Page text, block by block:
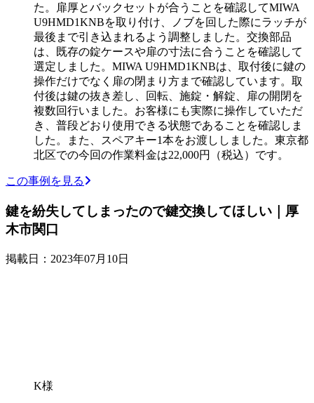
た。扉厚とバックセットが合うことを確認してMIWA
U9HMD1KNBを取り付け、ノブを回した際にラッチが
最後まで引き込まれるよう調整しました。交換部品
は、既存の錠ケースや扉の寸法に合うことを確認して
選定しました。MIWA U9HMD1KNBは、取付後に鍵の
操作だけでなく扉の閉まり方まで確認しています。取
付後は鍵の抜き差し、回転、施錠・解錠、扉の開閉を
複数回行いました。お客様にも実際に操作していただ
き、普段どおり使用できる状態であることを確認しま
した。また、スペアキー1本をお渡ししました。東京都
北区での今回の作業料金は22,000円（税込）です。
この事例を見る
鍵を紛失してしまったので鍵交換してほしい｜厚
木市関口
掲載日：2023年07月10日
K様